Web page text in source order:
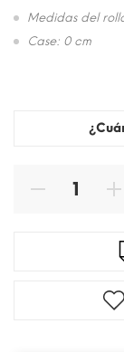
Medidas del
Case: 0 cm